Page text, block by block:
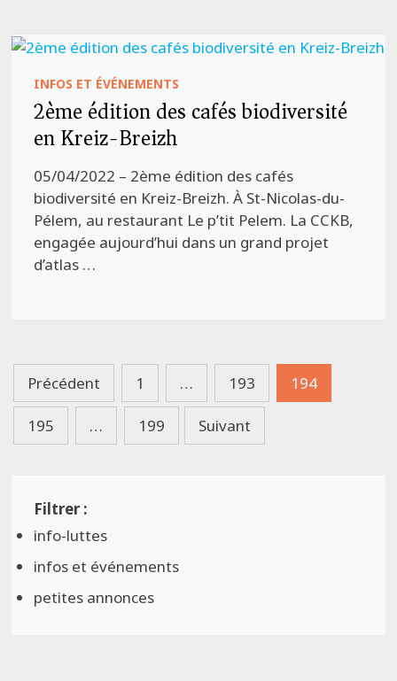
INFOS ET ÉVÉNEMENTS
2ème édition des cafés biodiversité
en Kreiz-Breizh
05/04/2022 – 2ème édition des cafés
biodiversité en Kreiz-Breizh. À St-Nicolas-du-
Pélem, au restaurant Le p’tit Pelem. La CCKB,
engagée aujourd’hui dans un grand projet
d’atlas …
Pagination
des
publications
Précédent 1 … 193 194
195 … 199 Suivant
info-luttes
infos et événements
petites annonces